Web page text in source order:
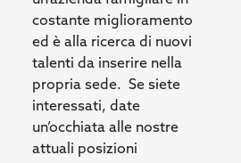
costante miglioramento
ed è alla ricerca di nuovi
talenti da inserire nella
propria sede. Se siete
interessati, date
un’occhiata alle nostre
attuali posizioni